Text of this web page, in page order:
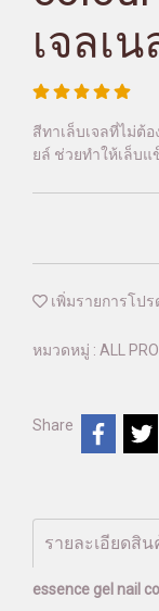
เจลเ
สีทาเล็บเจลที่ไม่ต้
ยล์ ช่วยทำให้เล็บแ
เพิ่มรายการโปร
หมวดหมู่ : ALL
Share
รายละเอียดสิน
essence gel nail